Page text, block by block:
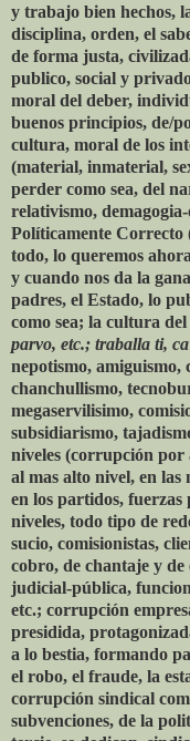
y trabajo bien hechos,
disciplina, orden, el
de forma justa,
publico, social y
moral del deber,
buenos principios, de/
cultura, moral de los
(material, inmaterial,
perder como sea, del
relativismo,
Políticamente Correcto
todo, lo queremos
y cuando nos da la
padres, el Estado, lo
como sea; la cultura del
parvo, etc.; traballa ti,
nepotismo, amiguismo,
chanchullismo,
megaservilisimo,
subsidiarismo,
niveles (corrupción
al mas alto nivel, en las
en los partidos, fuerzas
niveles, todo tipo de
sucio, comisionistas,
cobro, de chantaje y
judicial-pública,
etc.; corrupción
presidida,
a lo bestia, formando
el robo, el fraude, la
corrupción sindical
subvenciones, de la